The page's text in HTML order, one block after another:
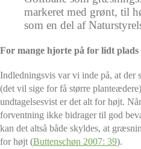
markeret med grønt, til
som en del af
For mange hjorte på for lidt plads
Indledningsvis var vi inde på, at
(det vil sige for få større
undtagelsesvist er det alt for højt.
forventning ikke bidrager til god
kan det altså både skyldes, at
for højt (Buttenschøn 2007: 39).